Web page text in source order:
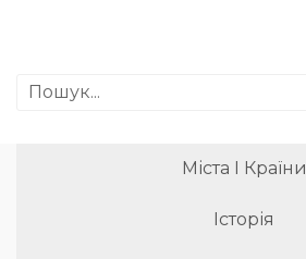
Міста І Країни
Історія